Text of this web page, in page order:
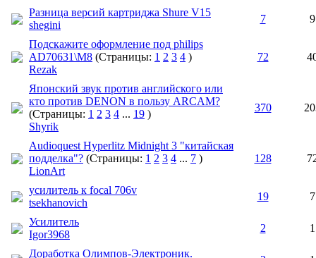
Разница версий картриджа Shure V15
shegini
7
Подскажите оформление под philips
AD70631\М8 (Страницы: 1 2 3 4 )
Rezak
72
Японский звук против английского или
кто против DENON в пользу ARCAM?
(Страницы: 1 2 3 4 ... 19 )
Shyrik
370
Audioquest Hyperlitz Midnight 3 "китайская
подделка"? (Страницы: 1 2 3 4 ... 7 )
LionArt
128
усилитель к focal 706v
tsekhanovich
19
Усилитель
Igor3968
2
Доработка Олимпов-Электроник.